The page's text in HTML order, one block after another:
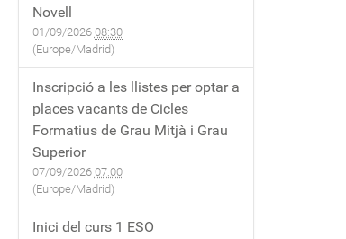
Novell
01/09/2026 08:30
(Europe/Madrid)
Inscripció a les llistes per optar a
places vacants de Cicles
Formatius de Grau Mitjà i Grau
Superior
07/09/2026 07:00
(Europe/Madrid)
Inici del curs 1 ESO